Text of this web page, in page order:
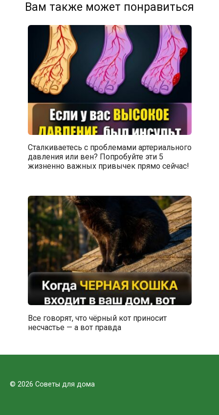
Вам также может понравиться
Сталкиваетесь с проблемами артериального
давления или вен? Попробуйте эти 5
жизненно важных привычек прямо сейчас!
Все говорят, что чёрный кот приносит
несчастье — а вот правда
© 2026 Советы для дома